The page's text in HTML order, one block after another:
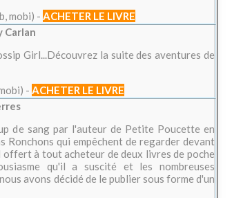
mobi) - ACHETER LE LIVRE
Carlan
Girl...Découvrez la suite des aventures de
- ACHETER LE LIVRE
de sang par l'auteur de Petite Poucette en
Ronchons qui empêchent de regarder devant
à tout acheteur de deux livres de poche
qu'il a suscité et les nombreuses
avons décidé de le publier sous forme d'un